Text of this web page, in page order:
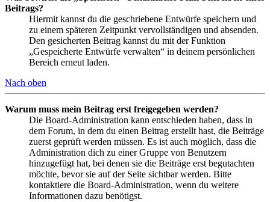
Beitrags?
Hiermit kannst du die geschriebene Entwürfe speichern und
zu einem späteren Zeitpunkt vervollständigen und absenden.
Den gesicherten Beitrag kannst du mit der Funktion
„Gespeicherte Entwürfe verwalten“ in deinem persönlichen
Bereich erneut laden.
Nach oben
Warum muss mein Beitrag erst freigegeben werden?
Die Board-Administration kann entschieden haben, dass in
dem Forum, in dem du einen Beitrag erstellt hast, die Beiträge
zuerst geprüft werden müssen. Es ist auch möglich, dass die
Administration dich zu einer Gruppe von Benutzern
hinzugefügt hat, bei denen sie die Beiträge erst begutachten
möchte, bevor sie auf der Seite sichtbar werden. Bitte
kontaktiere die Board-Administration, wenn du weitere
Informationen dazu benötigst.